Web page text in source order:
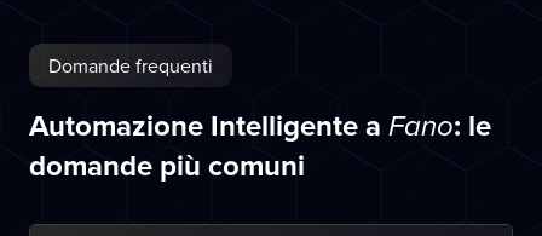
Domande frequenti
Automazione Intelligente a Fano: le
domande più comuni